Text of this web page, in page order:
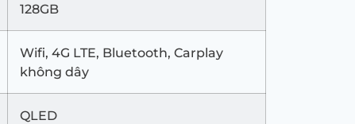
128GB
Wifi, 4G LTE, Bluetooth, Carplay
không dây
QLED